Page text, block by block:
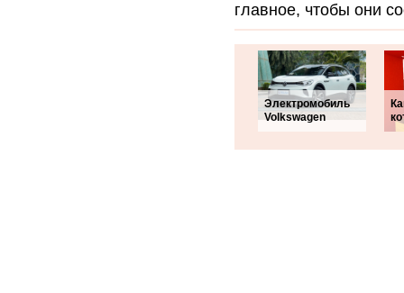
главное, чтобы они
Электромобиль
Volkswagen